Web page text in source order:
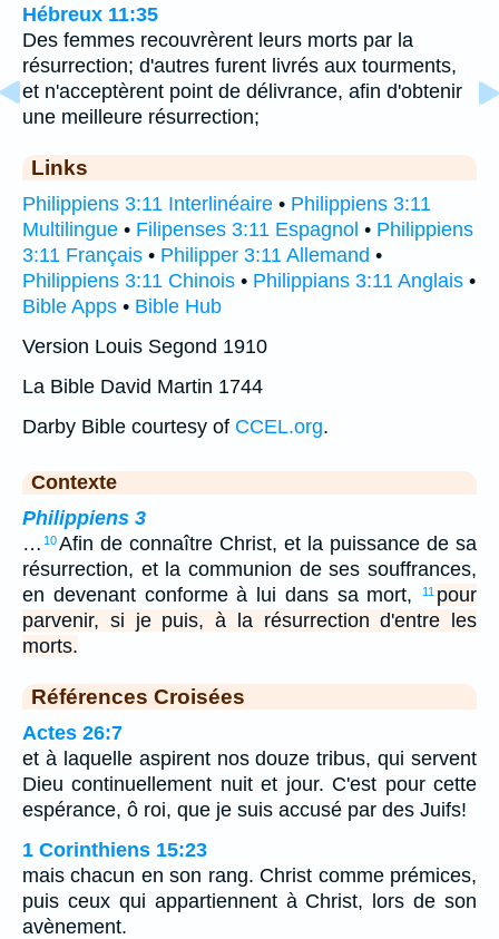
Hébreux 11:35
Des femmes recouvrèrent leurs morts par la
résurrection; d'autres furent livrés aux tourments,
et n'acceptèrent point de délivrance, afin d'obtenir
une meilleure résurrection;
Links
Philippiens 3:11 Interlinéaire • Philippiens 3:11
Multilingue • Filipenses 3:11 Espagnol • Philippiens
3:11 Français • Philipper 3:11 Allemand •
Philippiens 3:11 Chinois • Philippians 3:11 Anglais •
Bible Apps • Bible Hub
Version Louis Segond 1910
La Bible David Martin 1744
Darby Bible courtesy of CCEL.org.
Contexte
Philippiens 3
… 10Afin de connaître Christ, et la puissance de sa
résurrection, et la communion de ses souffrances,
en devenant conforme à lui dans sa mort,
11 pour
parvenir, si je puis, à la résurrection d'entre les
morts.
Références Croisées
Actes 26:7
et à laquelle aspirent nos douze tribus, qui servent
Dieu continuellement nuit et jour. C'est pour cette
espérance, ô roi, que je suis accusé par des Juifs!
1 Corinthiens 15:23
mais chacun en son rang. Christ comme prémices,
puis ceux qui appartiennent à Christ, lors de son
avènement.